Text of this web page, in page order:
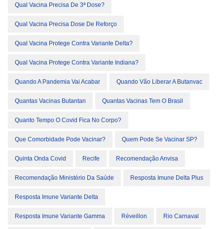
Qual Vacina Precisa De 3ª Dose?
Qual Vacina Precisa Dose De Reforço
Qual Vacina Protege Contra Variante Delta?
Qual Vacina Protege Contra Variante Indiana?
Quando A Pandemia Vai Acabar Quando Vão Liberar A Butanvac
Quantas Vacinas Butantan Quantas Vacinas Tem O Brasil
Quanto Tempo O Covid Fica No Corpo?
Que Comorbidade Pode Vacinar? Quem Pode Se Vacinar SP?
Quinta Onda Covid Recife Recomendação Anvisa
Recomendação Ministério Da Saúde Resposta Imune Delta Plus
Resposta Imune Variante Delta
Resposta Imune Variante Gamma Réveillon Rio Carnaval